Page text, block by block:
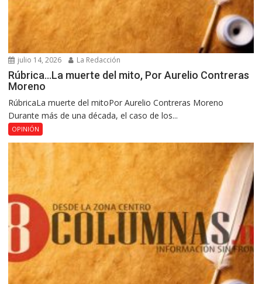
julio 14, 2026 La Redacción
Rúbrica…La muerte del mito, Por Aurelio Contreras
Moreno
RúbricaLa muerte del mitoPor Aurelio Contreras Moreno
Durante más de una década, el caso de los...
OPINIÓN